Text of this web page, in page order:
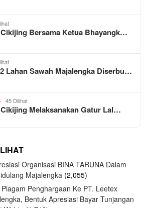
Bersama Ketua Bhayangk…
Lahan Sawah Majalengka Diserbu…
45 Dilihat
Melaksanakan Gatur Lal…
Organisasi BINA TARUNA Dalam
Majalengka (2,055)
Penghargaan Ke PT. Leetex
Bentuk Apresiasi Bayar Tunjangan